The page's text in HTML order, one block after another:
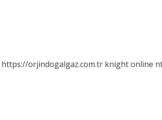
https://orjindogalgaz.com.tr knight online